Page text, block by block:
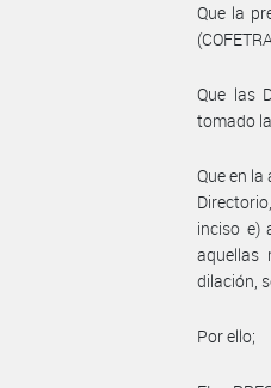
Que la
Que las
tomado
Que en
inciso e)
aquellas
dilación,
Por ello;